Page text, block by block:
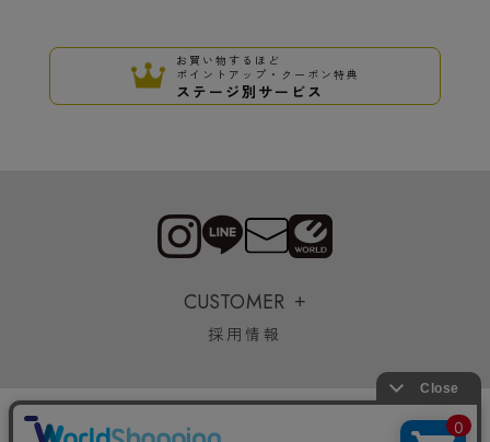
お買い物するほど
ポイントアップ・クーポン特典
ステージ別サービス
CUSTOMER
採用情報